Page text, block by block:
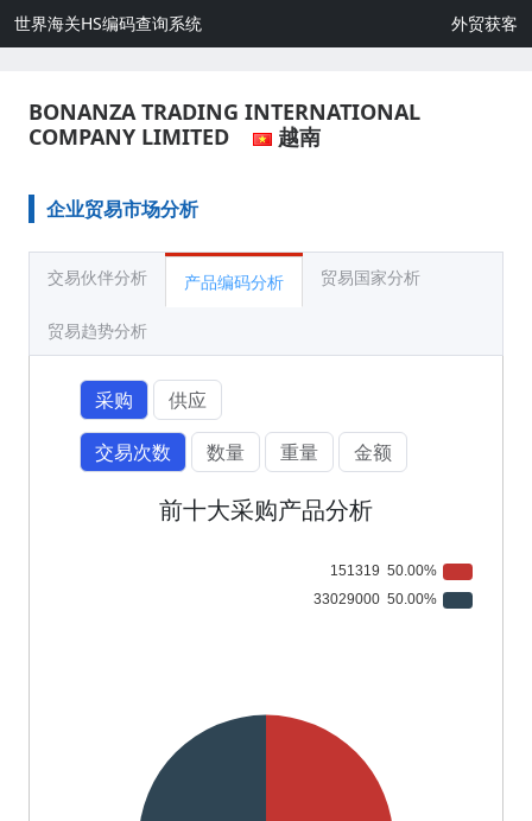
世界海关HS编码查询系统 外贸获客
BONANZA TRADING INTERNATIONAL
COMPANY LIMITED
越南
企业贸易市场分析
交易伙伴分析 产品编码分析 贸易国家分析
贸易趋势分析
采购
供应
交易次数
数量 重量 金额
前十大采购产品分析